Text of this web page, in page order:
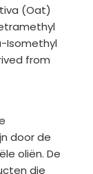
(Oat)
Isomethyl
from
door de
oliën. De
die